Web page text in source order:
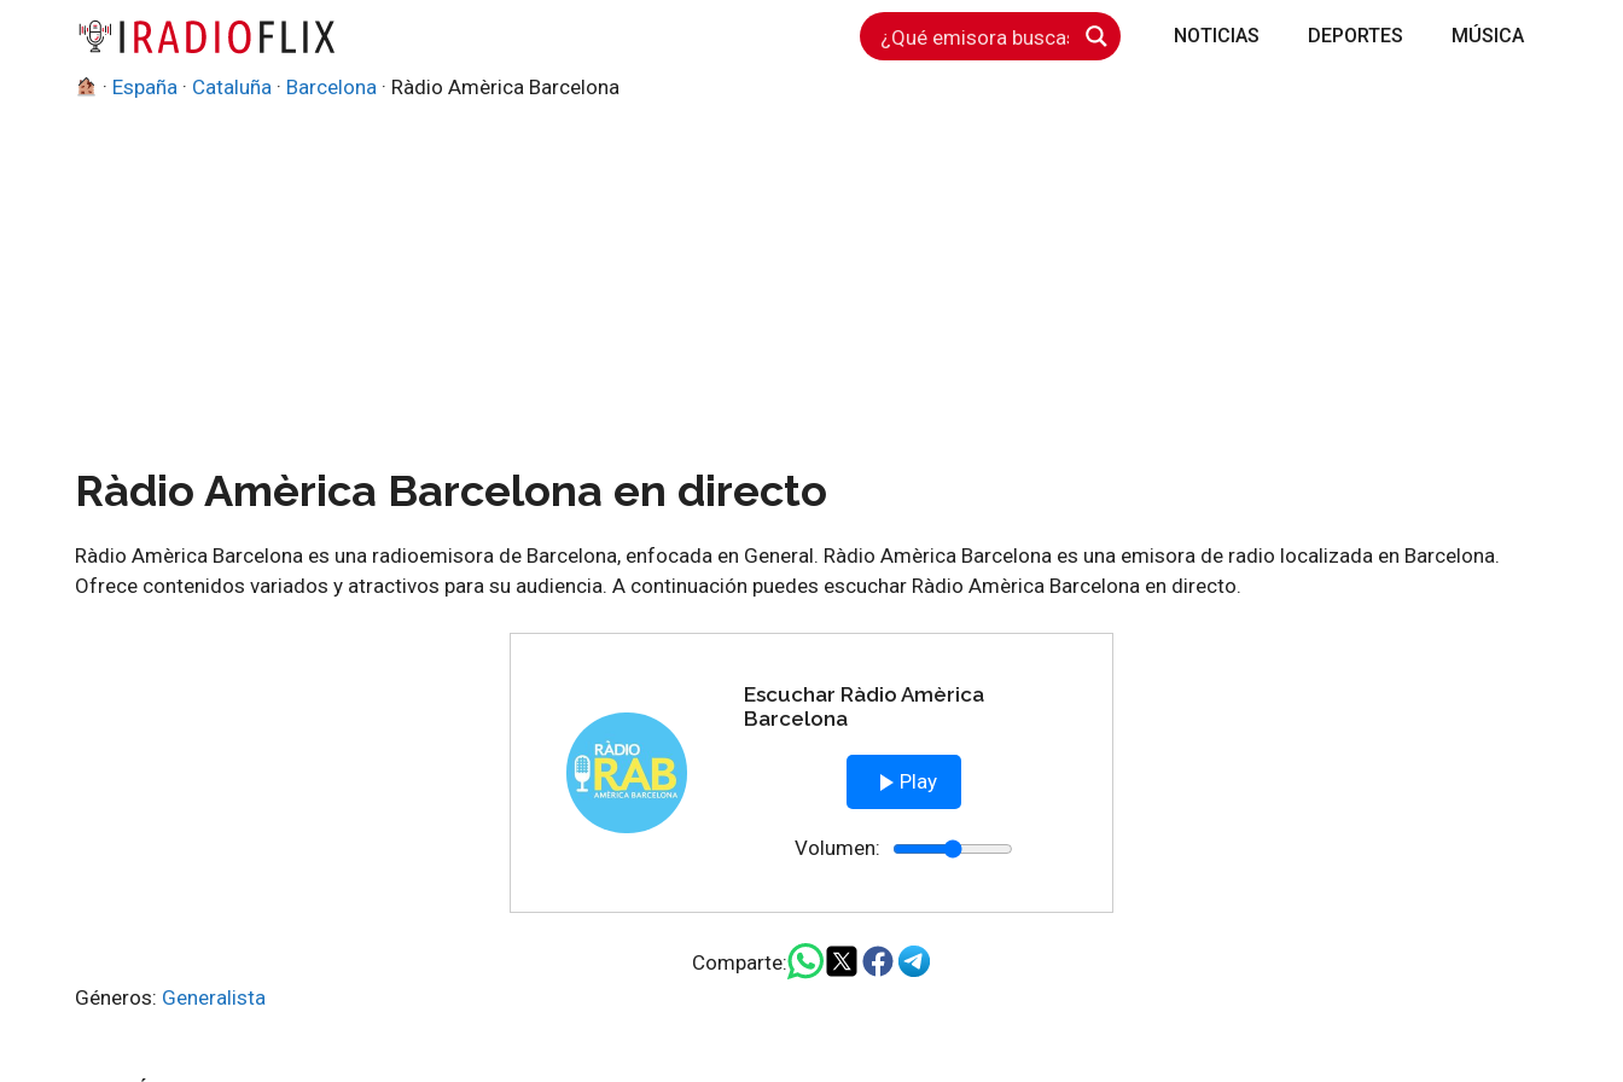
contenido
NOTICIAS DEPORTES MÚSICA
· España · Cataluña · Barcelona · Ràdio Amèrica Barcelona
Ràdio Amèrica Barcelona en directo
Ràdio Amèrica Barcelona es una radioemisora de Barcelona, enfocada en General. Ràdio Amèrica Barcelona es una emisora de radio localizada en Barcelona.
Ofrece contenidos variados y atractivos para su audiencia. A continuación puedes escuchar Ràdio Amèrica Barcelona en directo.
Escuchar Ràdio Amèrica
Barcelona
Play
Volumen:
Comparte:
Géneros: Generalista